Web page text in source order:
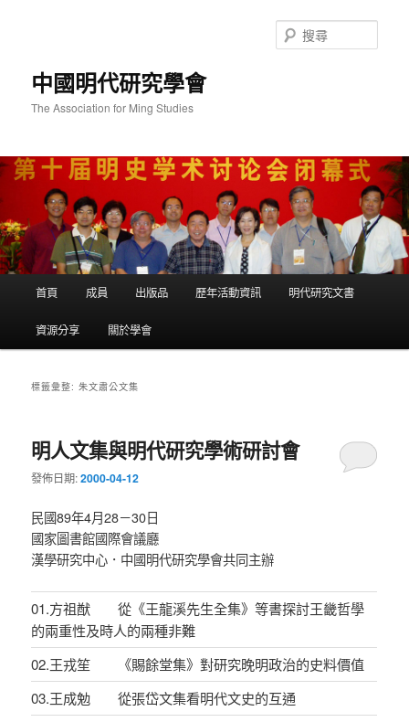
中國明代研究學會
The Association for Ming Studies
尋
首頁 成員 出版品 歷年活動資訊 明代研究文書
資源分享 關於學會
標籤彙整:朱文肅公文集
明人文集與明代研究學術研討會
發佈日期:2000-04-12
民國89年4月28－30日
國家圖書館國際會議廳
漢學研究中心．中國明代研究學會共同主辦
01.方祖猷 從《王龍溪先生全集》等書探討王畿哲學
的兩重性及時人的兩種非難
02.王戎笙 《賜餘堂集》對研究晚明政治的史料價值
03.王成勉 從張岱文集看明代文史的互通